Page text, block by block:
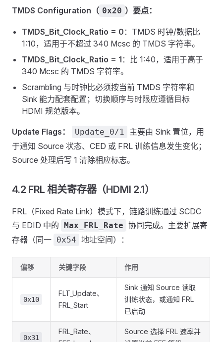
TMDS Configuration（ 0x20 ）要点：
TMDS_Bit_Clock_Ratio = 0 ：TMDS 时钟/数据比
1:10，适用于不超过 340 Mcsc 的 TMDS 字符率。
TMDS_Bit_Clock_Ratio = 1 ：比 1:40，适用于高于
340 Mcsc 的 TMDS 字符率。
Scrambling 与时钟比必须按当前 TMDS 字符率和
Sink 能力配套配置；切换顺序与时限应遵循目标
HDMI 规范版本。
Update Flags： Update_0/1
主要由 Sink 置位，用
于通知 Source 状态、CED 或 FRL 训练信息发生变化；
Source 处理后写 1 清除相应标志。
4.2 FRL 相关寄存器（HDMI 2.1）
FRL（Fixed Rate Link）模式下，链路训练通过 SCDC
与 EDID 中的 Max_FRL_Rate 协同完成。主要扩展寄
存器（同一 0x54 地址空间）：
偏移 关键字段 作用
0x10
FLT_Update、
FRL_Start
Sink 通知 Source 读取
训练状态，或通知 FRL
已启动
0x31
FRL_Rate、
Source 选择 FRL 速率并